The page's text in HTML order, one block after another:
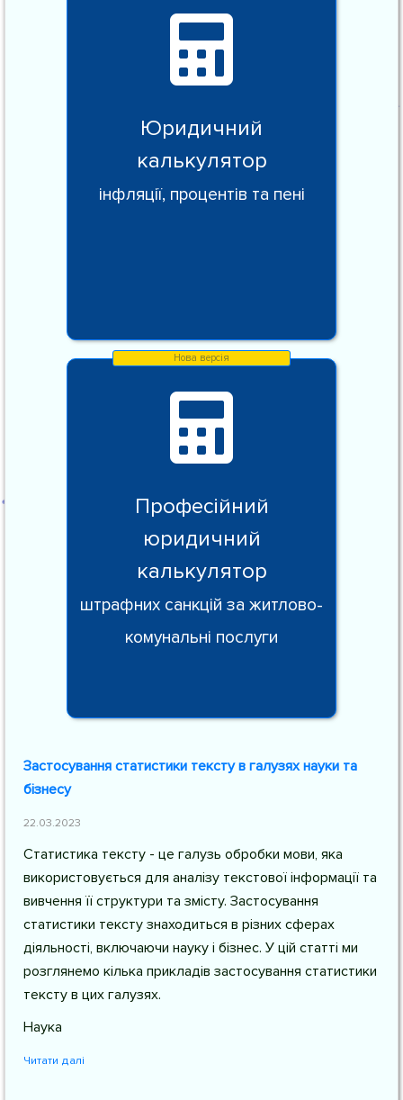
Юридичний
калькулятор
інфляції, процентів та пені
Професійний
юридичний
калькулятор
штрафних санкцій за житлово-
комунальні послуги
Застосування статистики тексту в галузях науки та
бізнесу
22.03.2023
Статистика тексту - це галузь обробки мови, яка
використовується для аналізу текстової інформації та
вивчення її структури та змісту. Застосування
статистики тексту знаходиться в різних сферах
діяльності, включаючи науку і бізнес. У цій статті ми
розглянемо кілька прикладів застосування статистики
тексту в цих галузях.
Наука
Читати далі